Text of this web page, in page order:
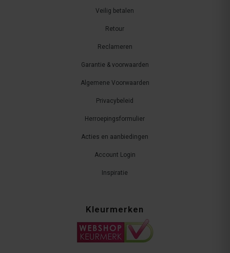
Veilig betalen
Retour
Reclameren
Garantie & voorwaarden
Algemene Voorwaarden
Privacybeleid
Herroepingsformulier
Acties en aanbiedingen
Account Login
Inspiratie
Kleurmerken